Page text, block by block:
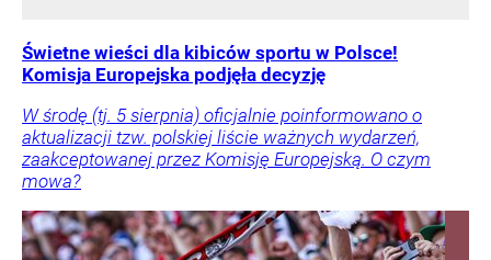
Świetne wieści dla kibiców sportu w Polsce!
Komisja Europejska podjęła decyzję
W środę (tj. 5 sierpnia) oficjalnie poinformowano o
aktualizacji tzw. polskiej liście ważnych wydarzeń,
zaakceptowanej przez Komisję Europejską. O czym
mowa?